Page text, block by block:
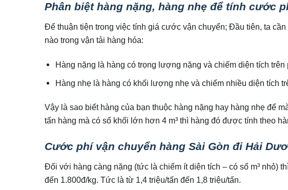
Phân biệt hàng nặng, hàng nhẹ để tính cước
Để thuận tiện trong việc tính giá cước vận chuyển; Đầu tiên, ta
nào trong vận tải hàng hóa:
Hàng nặng là hàng có trọng lượng nặng và chiếm diện tích
Hàng nhẹ là hàng có khối lượng nhẹ và chiếm nhiều diện tích
Vậy là sao biết hàng của bạn thuộc hàng nặng hay hàng nhẹ để
tấn hàng mà có số khối lớn hơn 4 m³ thì hàng đó được tính theo
Cước phí vận chuyển hàng Sài Gòn đi Hải
Đối với hàng càng nặng (tức là chiếm ít diện tích – có số m³ nhỏ)
đến 1.800đ/kg. Tức là từ 1,4 triệu/tấn đến 1,8 triệu/tấn.